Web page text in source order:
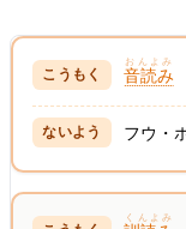
音読み
おんよみ
フウ・
くんよみ